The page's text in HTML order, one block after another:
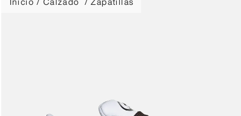
Calzado Zapatillas